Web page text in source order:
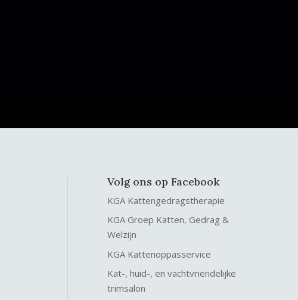
Volg ons op Facebook
KGA Kattengedragstherapie
KGA Groep Katten, Gedrag &
Welzijn
KGA Kattenoppasservice
Kat-, huid-, en vachtvriendelijke
trimsalon